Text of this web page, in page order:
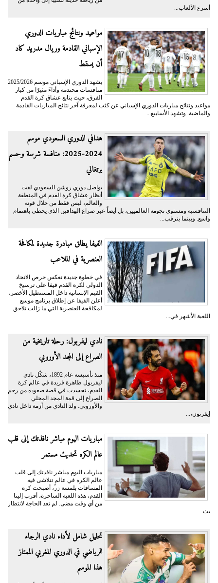
أسرع الألعاب...
مواعيد ونتائج مباريات الدوري
الإسباني القادمة وريال مدريد كاد
أن يسقط
يشهد الدوري الإسباني موسم 2025/2026
منافسات محتدمة وأداءً مثيرًا من كبار
الفرق، حيث يتابع عشاق كرة القدم
مواعيد ونتائج مباريات الدوري الإسباني عن كثب لمعرفة آخر نتائج المباريات القادمة
والماضية. وتشهد الأسابيع...
هدافي الدوري السعودي موسم
2024-2025: منافسة شرسة وحسم
برتغالي
يواصل دوري روشن السعودي لفت
أنظار عشاق كرة القدم في المنطقة
والعالم، ليس فقط من خلال قوته
التنافسية ومستوى نجومه العالميين، بل أيضاً عبر صراع الهدافين الذي يحظى باهتمام
واسع. وبينما يترقب...
الفيفا يطلق مبادرة جديدة لمكافحة
العنصرية في الملاعب
في خطوة جديدة تعكس حرص الاتحاد
الدولي لكرة القدم فيفا على ترسيخ
القيم الإنسانية داخل المستطيل الأخضر،
أعلن الفيفا عن إطلاق برنامج موسع
لمكافحة العنصرية التي ما زالت تلاحق
اللعبة الأشهر في...
نادي ليفربول: رحلة تاريخية من
الصراع إلى المجد الأوروبي
منذ تأسيسه عام 1892، شكّل نادي
ليفربول ظاهرة فريدة في عالم كرة
القدم، تجسدت في قصة صعوده من رحم
الصراع إلى قمة المجد المحلي
والأوروبي. ولد النادي من أزمة داخل نادي
إيفرتون،...
مباريات اليوم مباشر نافذتك إلى قلب
عالم الكره تحديث مستمر
مباريات اليوم مباشر نافذتك إلى قلب
عالم الكره في عالمٍ تتلاشى فيه
المسافات بلمسة زر، أصبحت كرة
القدم، هذه اللعبة الساحرة، أقرب إلينا
من أي وقت مضى. لم تعد الحاجة لانتظار
بث...
تحليل شامل لأداء نادي الرجاء
الرياضي في الدوري المغربي الممتاز
هذا الموسم